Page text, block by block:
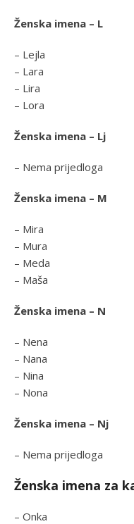
Ženska imena – L
– Lejla
– Lara
– Lira
– Lora
Ženska imena – Lj
– Nema prijedloga
Ženska imena – M
– Mira
– Mura
– Meda
– Maša
Ženska imena – N
– Nena
– Nana
– Nina
– Nona
Ženska imena – Nj
– Nema prijedloga
Ženska imena za
– Onka